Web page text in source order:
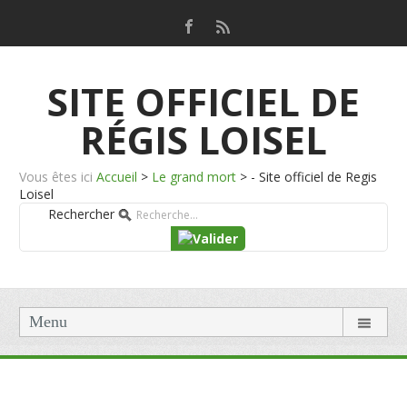
SITE OFFICIEL DE
RÉGIS LOISEL
Vous êtes ici Accueil > Le grand mort > - Site officiel de Regis
Loisel
Rechercher
Menu